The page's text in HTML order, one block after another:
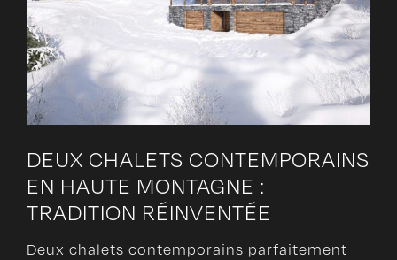
DEUX CHALETS CONTEMPORAINS
EN HAUTE MONTAGNE :
TRADITION RÉINVENTÉE
Deux chalets contemporains parfaitement